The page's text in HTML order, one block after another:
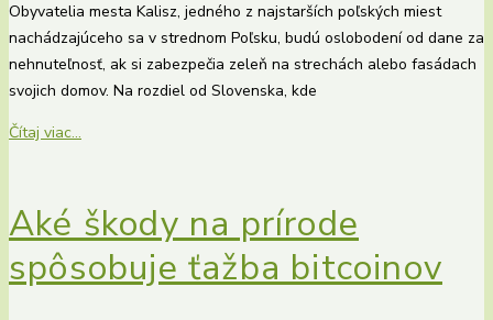
Obyvatelia mesta Kalisz, jedného z najstarších poľských miest
nachádzajúceho sa v strednom Poľsku, budú oslobodení od dane za
nehnuteľnosť, ak si zabezpečia zeleň na strechách alebo fasádach
svojich domov. Na rozdiel od Slovenska, kde
Čítaj viac...
Aké škody na prírode
spôsobuje ťažba bitcoinov